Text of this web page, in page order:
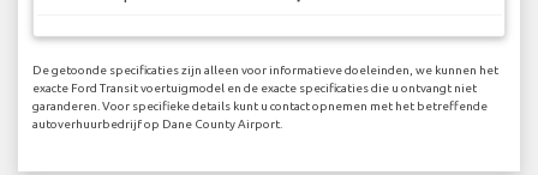
De getoonde specificaties zijn alleen voor informatieve doeleinden, we kunnen het
exacte Ford Transit voertuigmodel en de exacte specificaties die u ontvangt niet
garanderen. Voor specifieke details kunt u contact opnemen met het betreffende
autoverhuurbedrijf op Dane County Airport.